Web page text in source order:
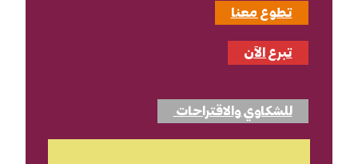
تطوع معنا
تبرع الآن
للشكاوي والاقتراحات